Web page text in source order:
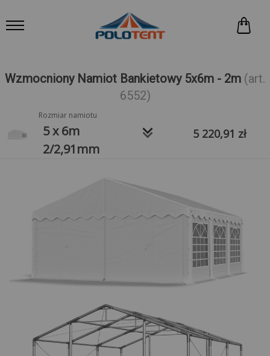
Wzmocniony Namiot Bankietowy 5x6m - 2m (art.
6552)
Rozmiar namiotu
5 x 6m
2/2,91mm
keyboard_arrow_down 5 220,91 zł